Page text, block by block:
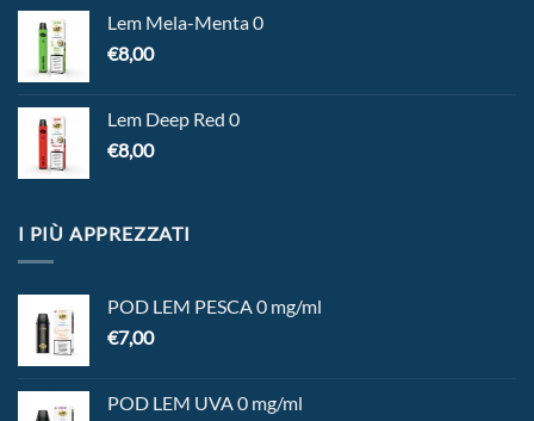
Lem Mela-Menta 0
€8,00
Lem Deep Red 0
€8,00
I PIÙ APPREZZATI
POD LEM PESCA 0 mg/ml
€7,00
POD LEM UVA 0 mg/ml